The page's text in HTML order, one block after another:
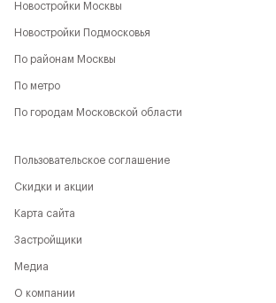
Новостройки Москвы
Новостройки Подмосковья
По районам Москвы
По метро
По городам Московской области
Пользовательское соглашение
Скидки и акции
Карта сайта
Застройщики
Медиа
О компании